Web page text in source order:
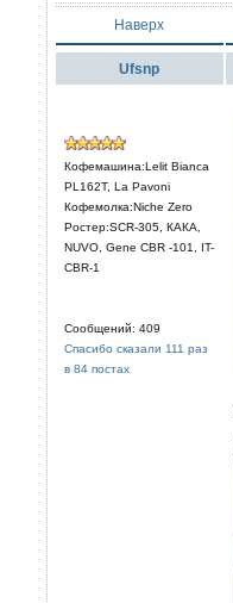
Наверх
Ufsnp
Кофемашина:Lelit Bianca
PL162T, La Pavoni
Кофемолка:Niche Zero
Ростер:SCR-305, КАКА,
NUVO, Gene CBR -101, IT-
CBR-1
Сообщений: 409
Спасибо сказали 111 раз
в 84 постах